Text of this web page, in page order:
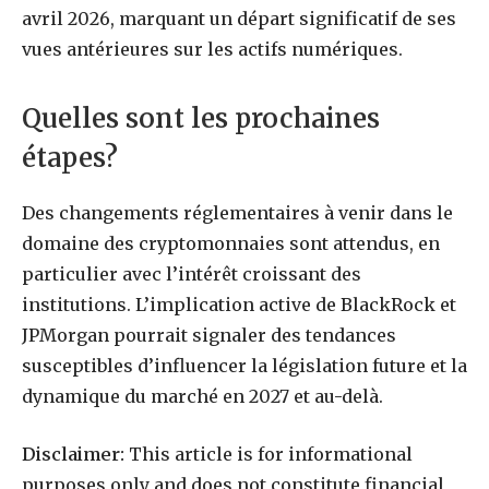
avril 2026, marquant un départ significatif de ses
vues antérieures sur les actifs numériques.
Quelles sont les prochaines
étapes?
Des changements réglementaires à venir dans le
domaine des cryptomonnaies sont attendus, en
particulier avec l’intérêt croissant des
institutions. L’implication active de BlackRock et
JPMorgan pourrait signaler des tendances
susceptibles d’influencer la législation future et la
dynamique du marché en 2027 et au-delà.
Disclaimer: This article is for informational
purposes only and does not constitute financial,